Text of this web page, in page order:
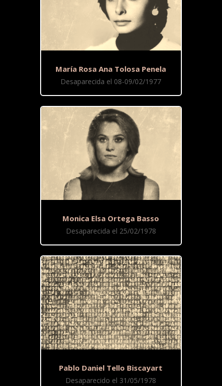
María Rosa Ana Tolosa Penela
Desaparecida el 08-09/02/1977
Monica Elsa Ortega Basso
Desaparecida el 25/02/1978
Pablo Daniel Tello Biscayart
Desaparecido el 31/05/1978